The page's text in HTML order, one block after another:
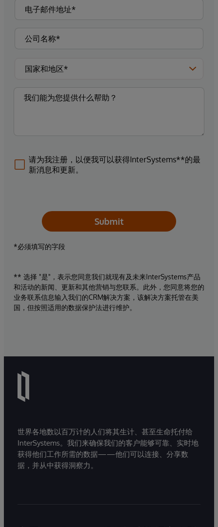
请为我注册，以便我可以获得InterSystems**的最
新消息和更新。
Submit
*必须填写的字段
** 选择 "是"，表示您同意我们就现有及未来InterSystems产品
和活动的新闻、更新和其他营销与您联系。此外，您同意将您的
业务联系信息输入我们的CRM解决方案，该解决方案托管在美
国，但按照适用的数据保护法进行维护。
世界各地数以百万计的人们将其生计、甚至生命托付给
InterSystems。我们来确保我们的客户能够可靠、实时地
获得他们工作所需的数据——他们可以连接、分享数
据，并从中获得洞察力。